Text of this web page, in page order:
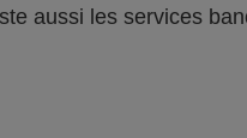
aussi les services